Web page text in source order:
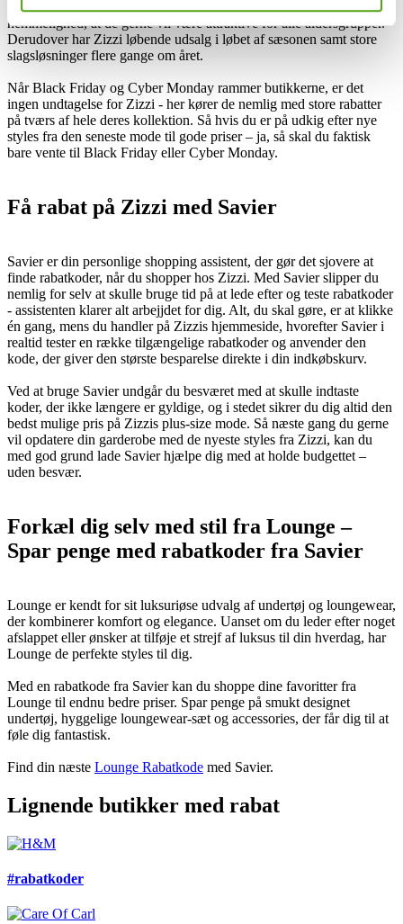
Zizzi holder også studierabatter – det er i hvert fald ingen
hemmelighed, at de gerne vil være attraktive for alle aldersgrupper.
Derudover har Zizzi løbende udsalg i løbet af sæsonen samt store
slagsløsninger flere gange om året.
Når Black Friday og Cyber Monday rammer butikkerne, er det
ingen undtagelse for Zizzi - her kører de nemlig med store rabatter
på tværs af hele deres kollektion. Så hvis du er på udkig efter nye
styles fra den seneste mode til gode priser – ja, så skal du faktisk
bare vente til Black Friday eller Cyber Monday.
Få rabat på Zizzi med Savier
Savier er din personlige shopping assistent, der gør det sjovere at
finde rabatkoder, når du shopper hos Zizzi. Med Savier slipper du
nemlig for selv at skulle bruge tid på at lede efter og teste rabatkoder
- assistenten klarer alt arbejjdet for dig. Alt, du skal gøre, er at klikke
én gang, mens du handler på Zizzis hjemmeside, hvorefter Savier i
realtid tester en række tilgængelige rabatkoder og anvender den
kode, der giver den største besparelse direkte i din indkøbskurv.
Ved at bruge Savier undgår du besværet med at skulle indtaste
koder, der ikke længere er gyldige, og i stedet sikrer du dig altid den
bedst mulige pris på Zizzis plus-size mode. Så næste gang du gerne
vil opdatere din garderobe med de nyeste styles fra Zizzi, kan du
med god grund lade Savier hjælpe dig med at holde budgettet –
uden besvær.
Forkæl dig selv med stil fra Lounge –
Spar penge med rabatkoder fra Savier
Lounge er kendt for sit luksuriøse udvalg af undertøj og loungewear,
der kombinerer komfort og elegance. Uanset om du leder efter noget
afslappet eller ønsker at tilføje et strejf af luksus til din hverdag, har
Lounge de perfekte styles til dig.
Med en rabatkode fra Savier kan du shoppe dine favoritter fra
Lounge til endnu bedre priser. Spar penge på smukt designet
undertøj, hyggelige loungewear-sæt og accessories, der får dig til at
føle dig fantastisk.
Find din næste Lounge Rabatkode med Savier.
Lignende butikker med rabat
#rabatkoder